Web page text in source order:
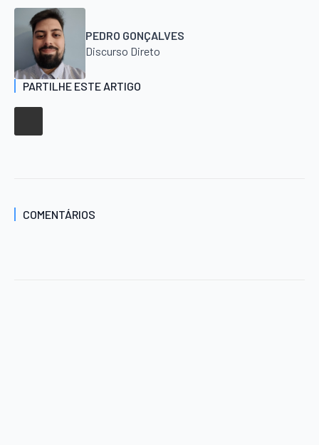
PEDRO GONÇALVES
Discurso Direto
PARTILHE ESTE ARTIGO
COMENTÁRIOS